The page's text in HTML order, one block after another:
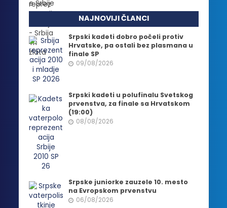
NAJNOVIJI ČLANCI
Srpski kadeti dobro počeli protiv
Hrvatske, pa ostali bez plasmana u
finale SP
09/08/2026
Srpski kadeti u polufinalu Svetskog
prvenstva, za finale sa Hrvatskom
(19:00)
08/08/2026
Srpske juniorke zauzele 10. mesto
na Evropskom prvenstvu
06/08/2026